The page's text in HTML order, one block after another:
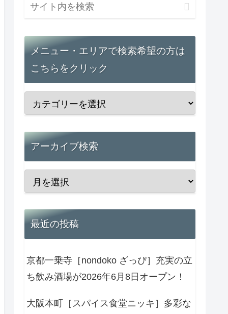
メニュー・エリアで検索希望の方は
こちらをクリック
アーカイブ検索
最近の投稿
京都一乗寺［nondoko ざっぴ］充実の立
ち飲み酒場が2026年6月8日オープン！
大阪本町［スパイス食堂ニッキ］多彩な